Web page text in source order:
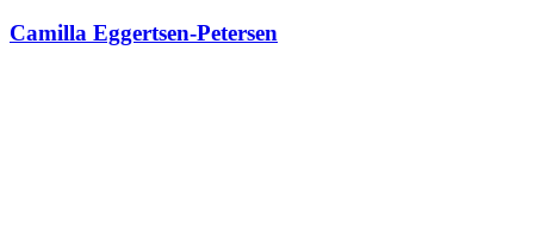
Camilla Eggertsen-Petersen